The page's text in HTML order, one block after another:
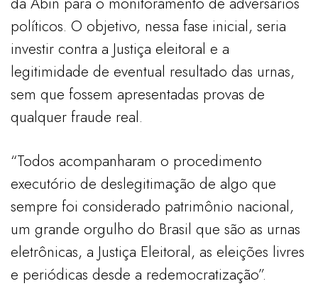
políticos. O objetivo, nessa fase inicial, seria
investir contra a Justiça eleitoral e a
legitimidade de eventual resultado das urnas,
sem que fossem apresentadas provas de
qualquer fraude real.
“Todos acompanharam o procedimento
executório de deslegitimação de algo que
sempre foi considerado patrimônio nacional,
um grande orgulho do Brasil que são as urnas
eletrônicas, a Justiça Eleitoral, as eleições livres
e periódicas desde a redemocratização”.